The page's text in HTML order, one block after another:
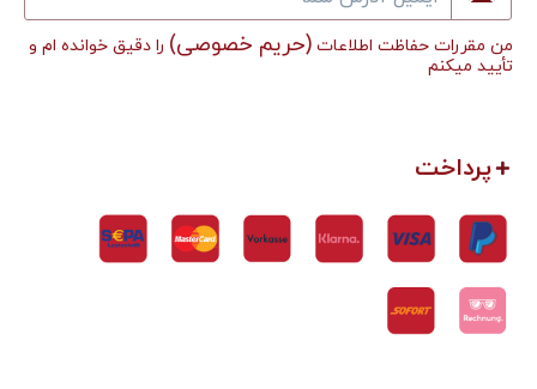
من مقررات حفاظت اطلاعات (حریم خصوصی) را دقیق خوانده ام و
تأييد میکنم
پرداخت